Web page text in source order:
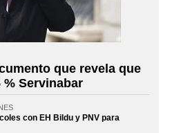
que revela que
% Servinabar
con EH Bildu y PNV para